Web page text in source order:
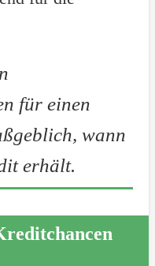
für einen
wann
erhält.